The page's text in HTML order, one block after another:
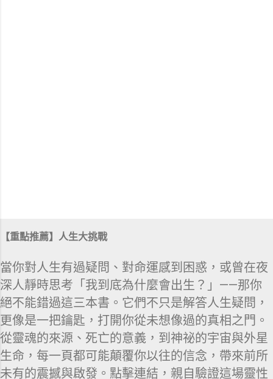
【重點推薦】人生大挑戰
當你對人生有過疑問、對命運感到困惑，或曾在夜
深人靜時思考「我到底為什麼會出生？」——那你
絕不能錯過這三本書。它們不只是解答人生疑問，
更像是一把鑰匙，打開你從未想像過的真相之門。
從靈魂的來源、死亡的意義，到神祕的宇宙與外星
生命，每一頁都可能顛覆你以往的信念，帶來前所
未有的震撼與啟發。點擊連結，親自驗證這場靈性